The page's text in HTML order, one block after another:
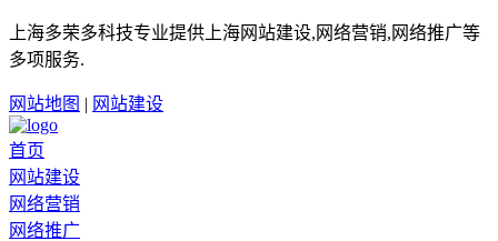
上海多荣多科技专业提供上海网站建设,网络营销,网络推广等
多项服务.
网站地图 | 网站建设
首页
网站建设
网络营销
网络推广